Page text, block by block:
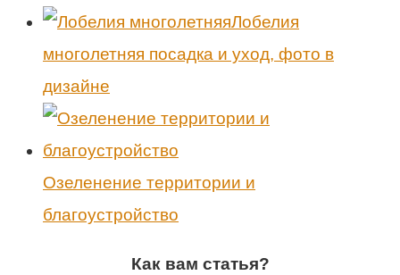
Лобелия
многолетняя посадка и уход, фото в
дизайне
Озеленение территории и
благоустройство
Как вам статья?